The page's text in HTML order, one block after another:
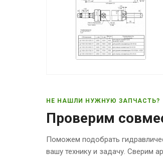
НЕ НАШЛИ НУЖНУЮ ЗАПЧАСТЬ?
Проверим
Поможем подобрать
вашу технику и задачу. Сверим